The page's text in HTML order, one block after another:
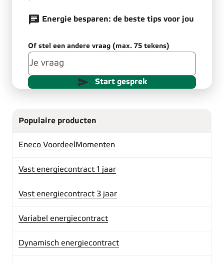
Energie besparen: de beste tips voor jou
Of stel een andere vraag (max. 75 tekens)
Start gesprek
Populaire producten
Eneco VoordeelMomenten
Vast energiecontract 1 jaar
Vast energiecontract 3 jaar
Variabel energiecontract
Dynamisch energiecontract